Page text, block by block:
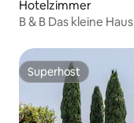
Hotelzimmer
B & B Das kleine
Superhost
Superhost